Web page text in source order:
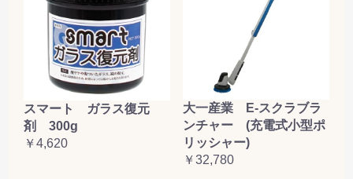
スマート ガラス復元
剤 300g
￥4,620
大一産業 E-スクラブラ
ンチャー (充電式小型ポ
リッシャー)
￥32,780